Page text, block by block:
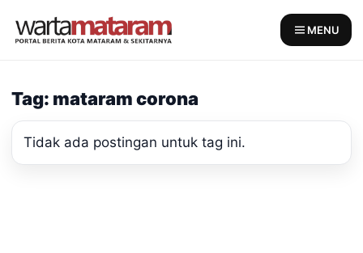
MENU
Tag: mataram corona
Tidak ada postingan untuk tag ini.